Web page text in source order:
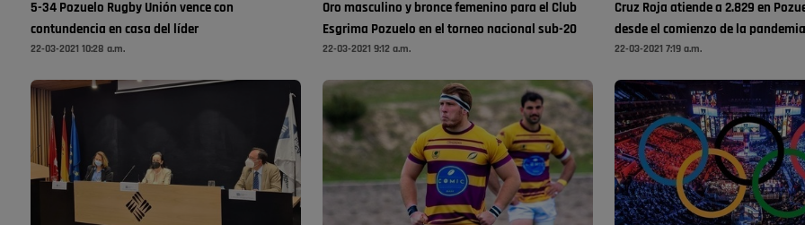
5-34 Pozuelo Rugby Unión vence con
contundencia en casa del líder
22-03-2021 10:28 a.m.
Oro masculino y bronce femenino para el Club
Esgrima Pozuelo en el torneo nacional sub-20
22-03-2021 9:12 a.m.
Cruz Roja atiende a 2.829 en
desde el comienzo de la pandemia
22-03-2021 7:19 a.m.